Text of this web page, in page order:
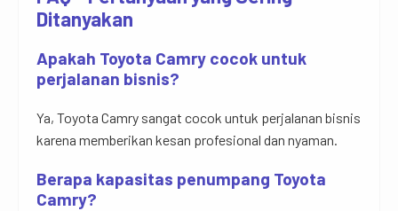
Ditanyakan
Apakah Toyota Camry cocok untuk
perjalanan bisnis?
Ya, Toyota Camry sangat cocok untuk perjalanan bisnis
karena memberikan kesan profesional dan nyaman.
Berapa kapasitas penumpang Toyota
Camry?